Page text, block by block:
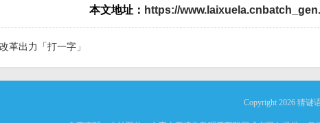
本文地址： https://
革出力「打一字」
Copyright 2026 猜谜